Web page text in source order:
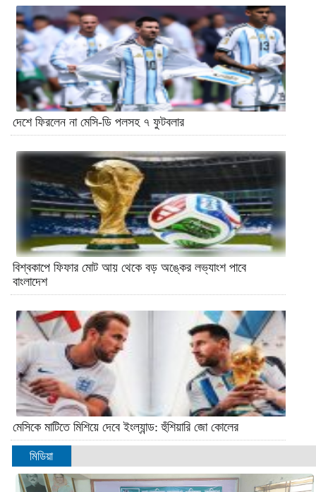
দেশে ফিরলেন না মেসি-ডি পলসহ ৭ ফুটবলার
বিশ্বকাপে ফিফার মোট আয় থেকে বড় অঙ্কের লভ্যাংশ পাবে
বাংলাদেশ
মেসিকে মাটিতে মিশিয়ে দেবে ইংল্যান্ড: হুঁশিয়ারি জো কোলের
মিডিয়া